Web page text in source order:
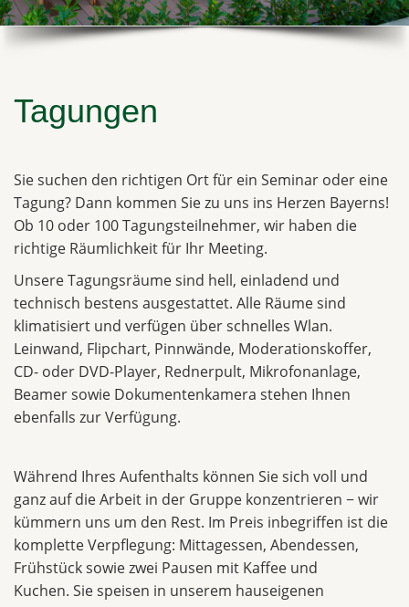
Tagungen
Sie suchen den richtigen Ort für ein Seminar oder eine
Tagung? Dann kommen Sie zu uns ins Herzen Bayerns!
Ob 10 oder 100 Tagungsteilnehmer, wir haben die
richtige Räumlichkeit für Ihr Meeting.
Unsere Tagungsräume sind hell, einladend und
technisch bestens ausgestattet. Alle Räume sind
klimatisiert und verfügen über schnelles Wlan.
Leinwand, Flipchart, Pinnwände, Moderationskoffer,
CD- oder DVD-Player, Rednerpult, Mikrofonanlage,
Beamer sowie Dokumentenkamera stehen Ihnen
ebenfalls zur Verfügung.
Während Ihres Aufenthalts können Sie sich voll und
ganz auf die Arbeit in der Gruppe konzentrieren − wir
kümmern uns um den Rest. Im Preis inbegriffen ist die
komplette Verpflegung: Mittagessen, Abendessen,
Frühstück sowie zwei Pausen mit Kaffee und
Kuchen. Sie speisen in unserem hauseigenen